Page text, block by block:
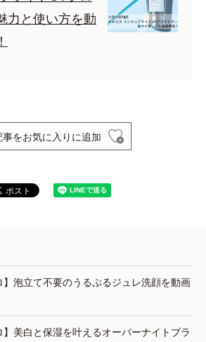
力と使い方を動
事をお気に入りに追加
】泡立て不要のうるぷるジュレ洗顔を動画
】美白と保湿を叶えるオーバーナイトブラ